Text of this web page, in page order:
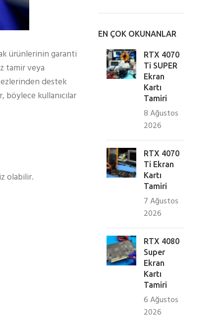
ürünlerinin garanti
tamir veya
destek
böylece kullanıcılar
olabilir.
EN ÇOK OKUNANLAR
RTX 4070
Ti SUPER
Ekran
Kartı
Tamiri
8 Ağustos
2026
RTX 4070
Ti Ekran
Kartı
Tamiri
7 Ağustos
2026
RTX 4080
Super
Ekran
Kartı
Tamiri
6 Ağustos
2026